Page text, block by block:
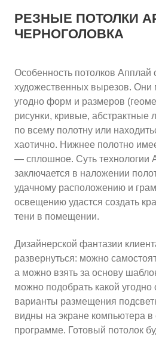
РЕЗНЫЕ ПОТОЛКИ
ЧЕРНОГОЛОВКА
Особенность потолков Апплай
художественных вырезов. Они
угодно форм и размеров
рисунки, кривые, абстрактные
по всему полотну или
хаотично. Нижнее полотно
— сплошное. Суть технологии
заключается в наложении
удачному расположению и
освещению удастся создать
тени в помещении.
Дизайнерской фантазии
развернуться: можно
а можно взять за основу
можно подобрать какой угодно
варианты размещения
видны на экране компьютера в
программе. Готовый потолок